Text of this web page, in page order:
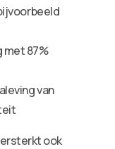
87%
van
ook